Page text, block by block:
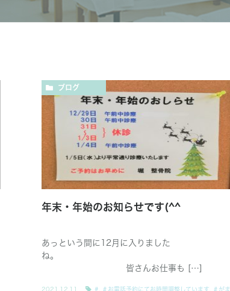
ブログ
年末・年始のお知らせです(^^
あっという間に12月に入りました
ね。
皆さんお仕事も […]
2021.12.11 # ＃お電話予約にてお時間調整しています
＃がま